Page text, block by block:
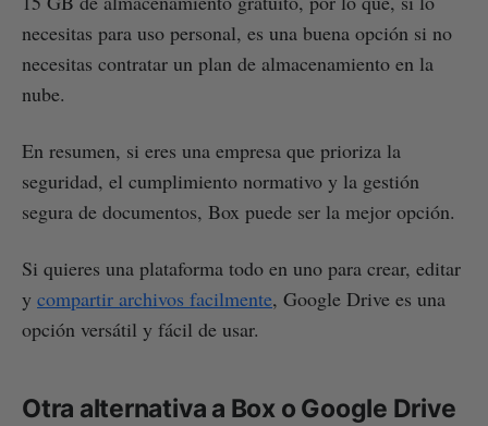
necesitas para uso personal, es una buena opción si no
necesitas contratar un plan de almacenamiento en la
nube.
En resumen, si eres una empresa que prioriza la
seguridad, el cumplimiento normativo y la gestión
segura de documentos, Box puede ser la mejor opción.
Si quieres una plataforma todo en uno para crear, editar
y compartir archivos facilmente, Google Drive es una
opción versátil y fácil de usar.
Otra alternativa a Box o Google Drive